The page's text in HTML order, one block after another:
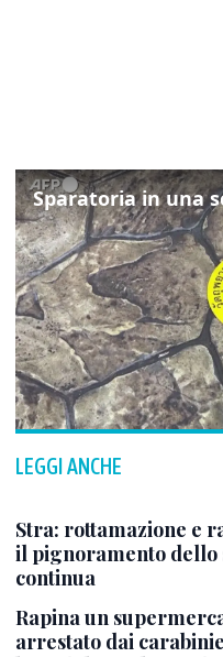
LEGGI ANCHE
Stra: rottamazione e
il pignoramento dello
continua
Rapina un
arrestato dai